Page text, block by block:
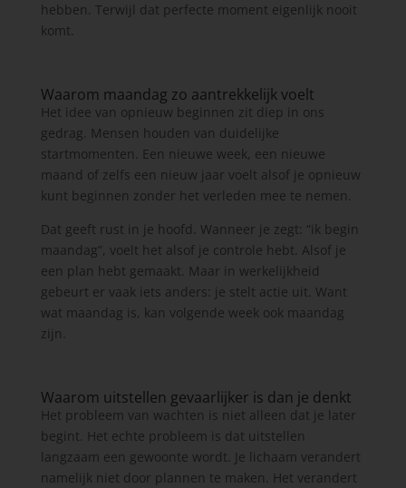
hebben. Terwijl dat perfecte moment eigenlijk nooit
komt.
Waarom maandag zo aantrekkelijk voelt
Het idee van opnieuw beginnen zit diep in ons
gedrag. Mensen houden van duidelijke
startmomenten. Een nieuwe week, een nieuwe
maand of zelfs een nieuw jaar voelt alsof je opnieuw
kunt beginnen zonder het verleden mee te nemen.
Dat geeft rust in je hoofd. Wanneer je zegt: “ik begin
maandag”, voelt het alsof je controle hebt. Alsof je
een plan hebt gemaakt. Maar in werkelijkheid
gebeurt er vaak iets anders: je stelt actie uit. Want
wat maandag is, kan volgende week ook maandag
zijn.
Waarom uitstellen gevaarlijker is dan je denkt
Het probleem van wachten is niet alleen dat je later
begint. Het echte probleem is dat uitstellen
langzaam een gewoonte wordt. Je lichaam verandert
namelijk niet door plannen te maken. Het verandert